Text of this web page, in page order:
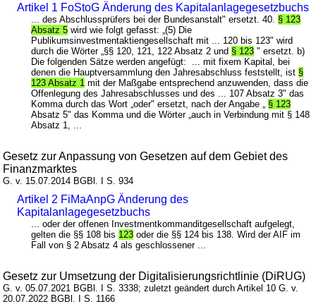
Artikel 1 FoStoG Änderung des Kapitalanlagegesetzbuchs
... des Abschlussprüfers bei der Bundesanstalt" ersetzt. 40. § 123
Absatz 5 wird wie folgt gefasst: „(5) Die
Publikumsinvestmentaktiengesellschaft mit ... 120 bis 123" wird
durch die Wörter „§§ 120, 121, 122 Absatz 2 und § 123 " ersetzt. b)
Die folgenden Sätze werden angefügt: ... mit fixem Kapital, bei
denen die Hauptversammlung den Jahresabschluss feststellt, ist §
123 Absatz 1 mit der Maßgabe entsprechend anzuwenden, dass die
Offenlegung des Jahresabschlusses und des ... 107 Absatz 3" das
Komma durch das Wort „oder" ersetzt, nach der Angabe „ § 123
Absatz 5" das Komma und die Wörter „auch in Verbindung mit § 148
Absatz 1, ...
Gesetz zur Anpassung von Gesetzen auf dem Gebiet des
Finanzmarktes
G. v. 15.07.2014 BGBl. I S. 934
Artikel 2 FiMaAnpG Änderung des
Kapitalanlagegesetzbuchs
... oder der offenen Investmentkommanditgesellschaft aufgelegt,
gelten die §§ 108 bis 123 oder die §§ 124 bis 138. Wird der AIF im
Fall von § 2 Absatz 4 als geschlossener ...
Gesetz zur Umsetzung der Digitalisierungsrichtlinie (DiRUG)
G. v. 05.07.2021 BGBl. I S. 3338; zuletzt geändert durch Artikel 10 G. v.
20.07.2022 BGBl. I S. 1166